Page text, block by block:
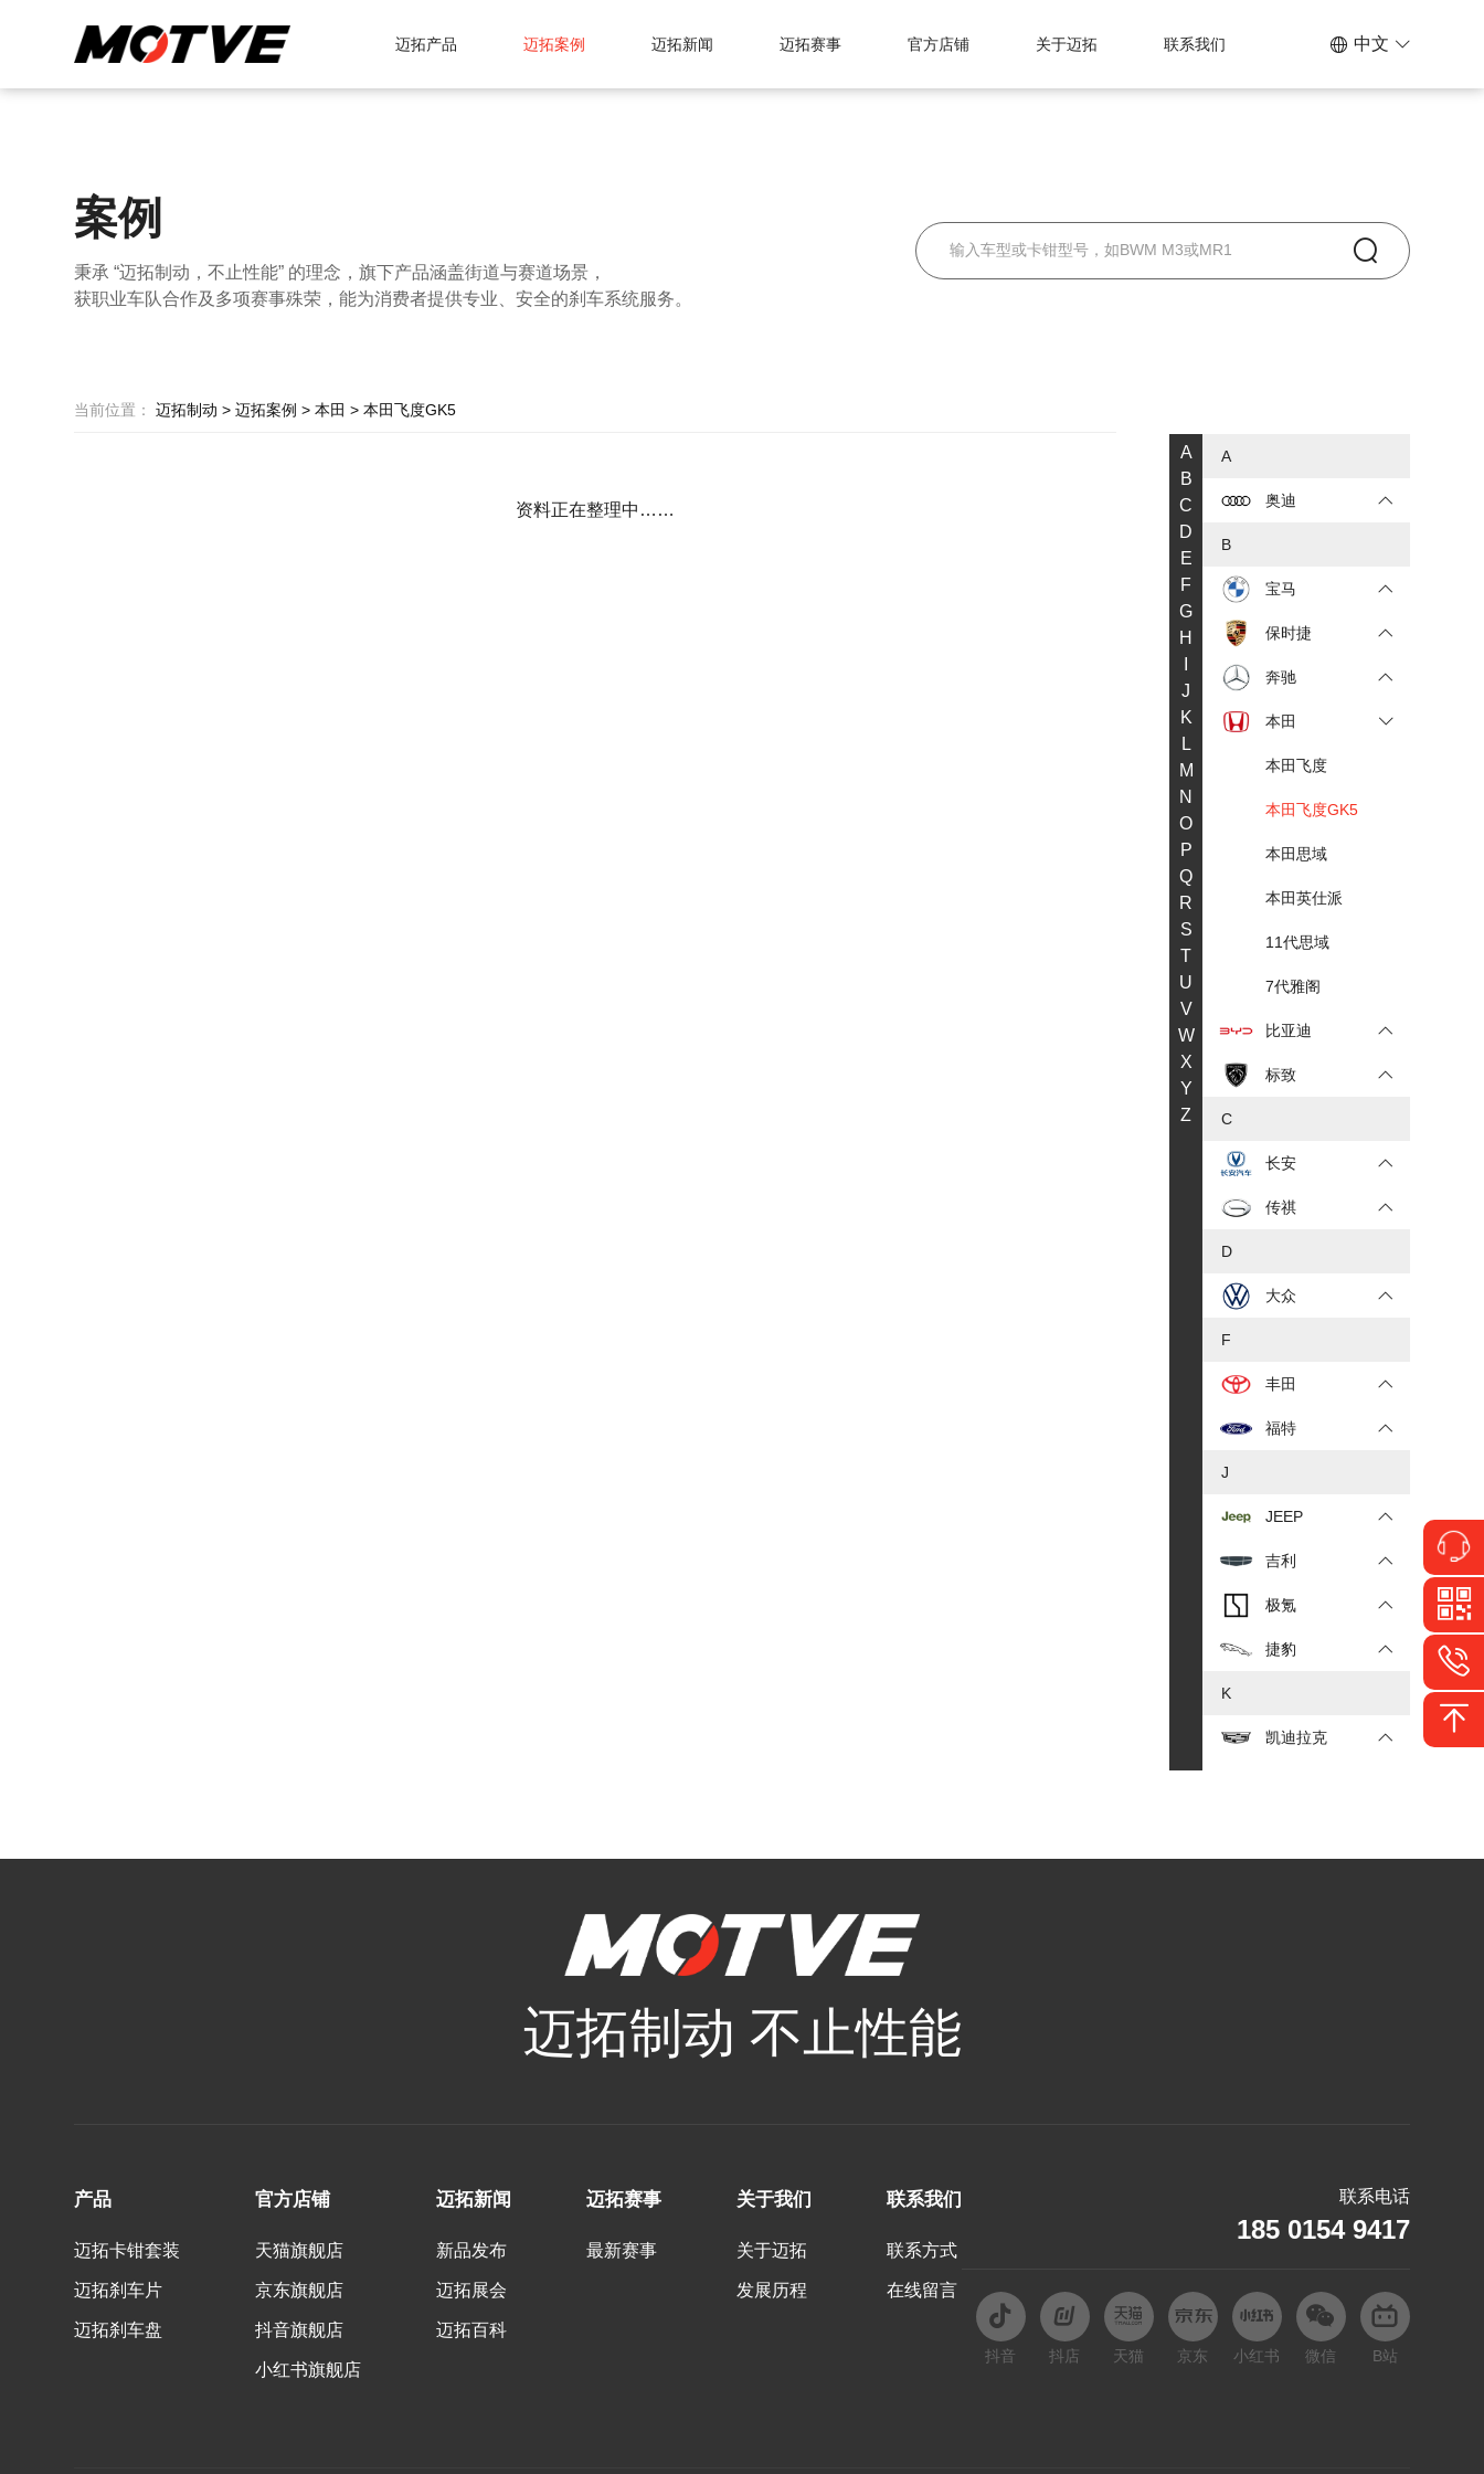
迈拓产品 迈拓案例 迈拓新闻 迈拓赛事 官方店铺 关于迈拓 联系我们 中文
案例
秉承 “迈拓制动，不止性能” 的理念，旗下产品涵盖街道与赛道场景，
获职业车队合作及多项赛事殊荣，能为消费者提供专业、安全的刹车系统服务。
当前位置：迈拓制动 > 迈拓案例 > 本田 > 本田飞度GK5
资料正在整理中……
A
B
C
D
E
F
G
H
J
K
L
M
N
O
P
Q
R
S
T
U
V
W
X
Y
Z
A
奥迪
B
宝马
保时捷
奔驰
本田
本田飞度
本田飞度GK5
本田思域
本田英仕派
11代思域
7代雅阁
比亚迪
标致
C
长安
传祺
D
大众
F
丰田
福特
J
JEEP
吉利
极氪
捷豹
K
凯迪拉克
O
欧拉
迈拓制动 不止性能
产品
迈拓卡钳套装
迈拓刹车片
迈拓刹车盘
官方店铺
天猫旗舰店
京东旗舰店
抖音旗舰店
小红书旗舰店
迈拓新闻
新品发布
迈拓展会
迈拓百科
迈拓赛事
最新赛事
关于我们
关于迈拓
发展历程
联系我们
联系方式
在线留言
联系电话
185 0154 9417
抖音 抖店 天猫 京东 小红书 微信 B站